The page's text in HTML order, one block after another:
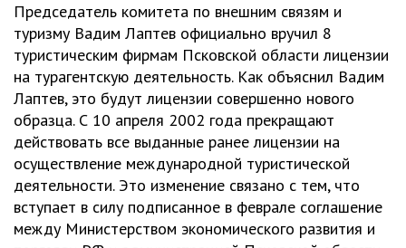
Председатель комитета по внешним связям и
туризму Вадим Лаптев официально вручил 8
туристическим фирмам Псковской области лицензии
на турагентскую деятельность. Как объяснил Вадим
Лаптев, это будут лицензии совершенно нового
образца. С 10 апреля 2002 года прекращают
действовать все выданные ранее лицензии на
осуществление международной туристической
деятельности. Это изменение связано с тем, что
вступает в силу подписанное в феврале соглашение
между Министерством экономического развития и